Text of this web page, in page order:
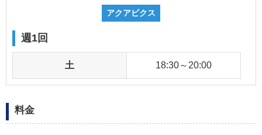
アクアビクス
週1回
土 18:30～20:00
料金